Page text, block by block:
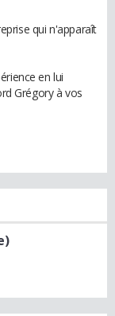
qui n'apparaît
en lui
Grégory à vos